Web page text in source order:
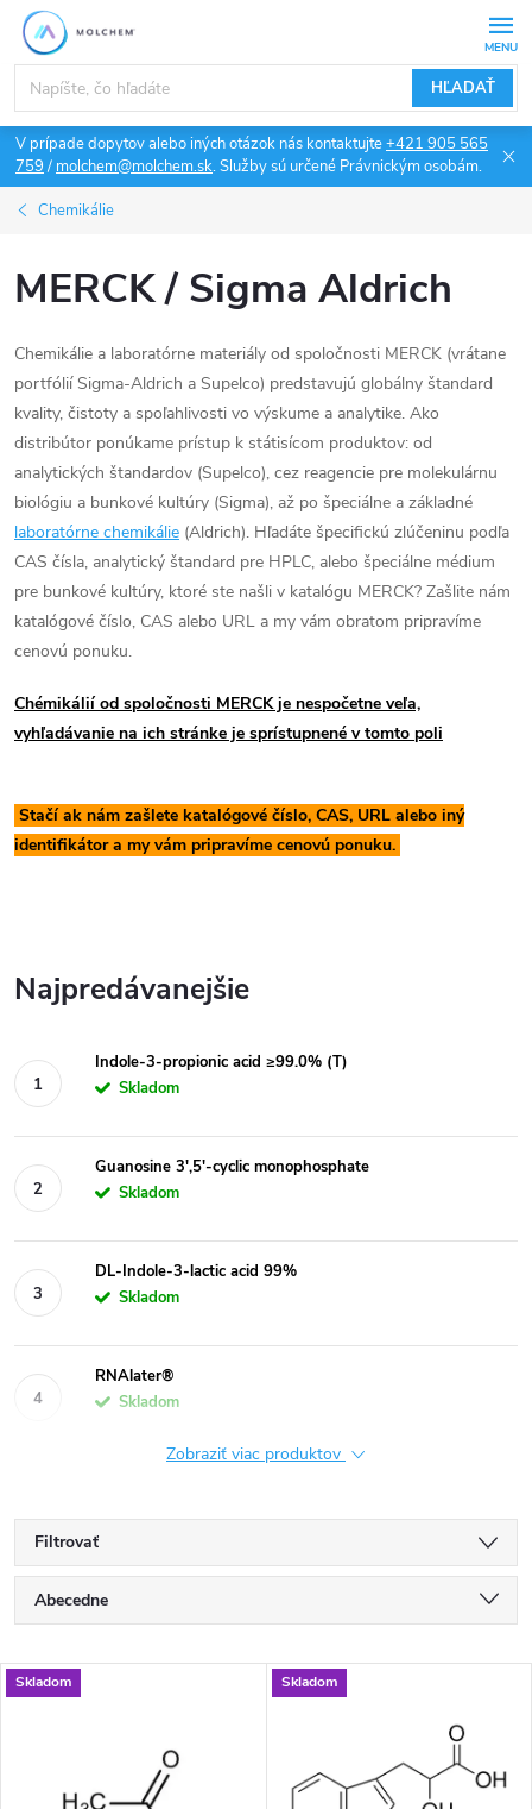
Prejsť
obsah
HĽADAŤ
V prípade dopytov alebo iných otázok nás kontaktujte+421 905 565
759/ molchem@molchem.sk. Služby sú určené Právnickým osobám.
Chemikálie
MERCK / Sigma Aldrich
Chemikálie a laboratórne materiály od spoločnosti MERCK (vrátane
portfólií Sigma-Aldrich a Supelco) predstavujú globálny štandard
kvality, čistoty a spoľahlivosti vo výskume a analytike. Ako
distribútor ponúkame prístup k státisícom produktov: od
analytických štandardov (Supelco), cez reagencie pre molekulárnu
biológiu a bunkové kultúry (Sigma), až po špeciálne a základné
laboratórne chemikálie (Aldrich). Hľadáte špecifickú zlúčeninu podľa
CAS čísla, analytický štandard pre HPLC, alebo špeciálne médium
pre bunkové kultúry, ktoré ste našli v katalógu MERCK? Zašlite nám
katalógové číslo, CAS alebo URL a my vám obratom pripravíme
cenovú ponuku.
Chémikálií od spoločnosti MERCK je nespočetne veľa,
vyhľadávanie na ich stránke je sprístupnené v tomto poli
Stačí ak nám zašlete katalógové číslo, CAS, URL alebo iný
identifikátor a my vám pripravíme cenovú ponuku.
Najpredávanejšie
Indole-3-propionic acid ≥99.0% (T)
Skladom
Guanosine 3′,5′-cyclic monophosphate
Skladom
DL-Indole-3-lactic acid 99%
Skladom
RNAlater®
Skladom
Zobraziť viac produktov
Filtrovať
R
a
Abecedne
Najdrahšie
V
Skladom Skladom